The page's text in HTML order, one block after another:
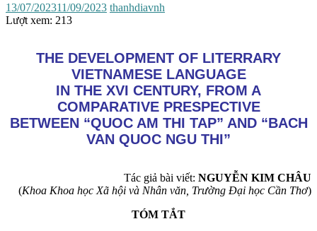
13/07/202311/09/2023 thanhdiavnh
Lượt xem: 213
THE DEVELOPMENT OF LITERRARY
VIETNAMESE LANGUAGE
IN THE XVI CENTURY, FROM A
COMPARATIVE PRESPECTIVE
BETWEEN “QUOC AM THI TAP” AND “BACH
VAN QUOC NGU THI”
Tác giả bài viết: NGUYỄN KIM CHÂU
(Khoa Khoa học Xã hội và Nhân văn, Trường Đại học Cần Thơ)
TÓM TẮT